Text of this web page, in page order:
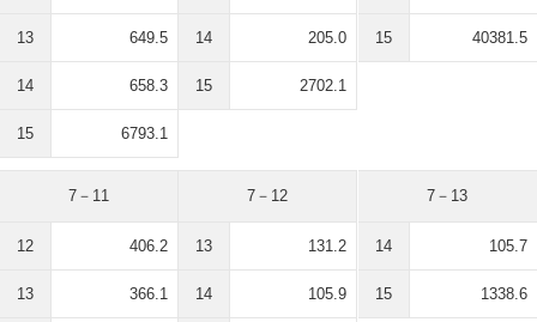
13 649.5
14 658.3
15 6793.1
14 205.0
15 2702.1
15 40381.5
7－11
12 406.2
13 366.1
7－12
13 131.2
14 105.9
7－13
14 105.7
15 1338.6